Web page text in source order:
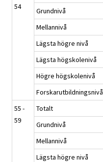
54 Grundnivå
Mellannivå
Lägsta högre nivå
Lägsta högskolenivå
Högre högskolenivå
Forskarutbildningsnivå
55 -
59
Totalt
Grundnivå
Mellannivå
Lägsta högre nivå